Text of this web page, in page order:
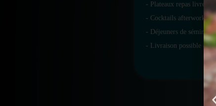
- Plateaux repas livrés
- Cocktails afterwork ou
- Déjeuners de
- Livraison possible dès